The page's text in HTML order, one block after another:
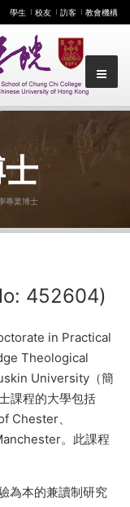
學生 校友 訪客 教會機構
專業博士
452604)
in Practical
Theological
University（簡
課程的大學包括
Chester、
。此課程
為本的兼讀制研究